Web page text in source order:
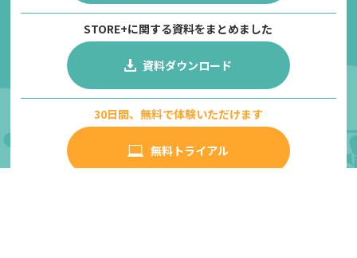
STORE+に関する資料をまとめました
資料ダウンロード
30日間、無料で体験いただけます
無料トライアル